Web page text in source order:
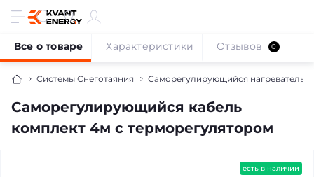
Системы Снеготаяния Саморегулирующийся
Саморегулирующийся кабель
комплект 4м с терморегулятором
Все о товаре Характеристики Отзывов 0
есть в наличии